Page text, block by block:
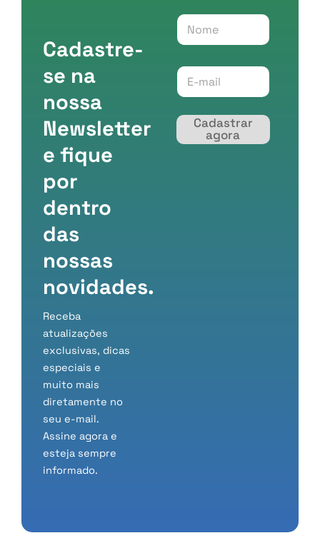
Cadastre-
se na
nossa
Newsletter
e fique
por
dentro
das
nossas
novidades.
Receba
atualizações
exclusivas, dicas
especiais e
muito mais
diretamente no
seu e-mail.
Assine agora e
esteja sempre
informado.
o
e
N
m
N
m
*
E
m
i
*
Cadastrar
agora